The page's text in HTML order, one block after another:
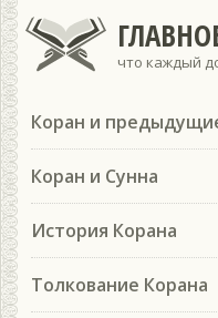
что каждый
Коран и
Коран и Сунна
История Корана
Толкование Корана